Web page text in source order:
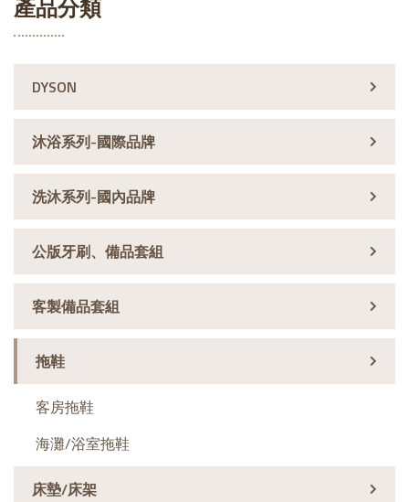
產品分類
DYSON
沐浴系列-國際品牌
洗沐系列-國內品牌
公版牙刷、備品套組
客製備品套組
拖鞋
客房拖鞋
海灘/浴室拖鞋
床墊/床架